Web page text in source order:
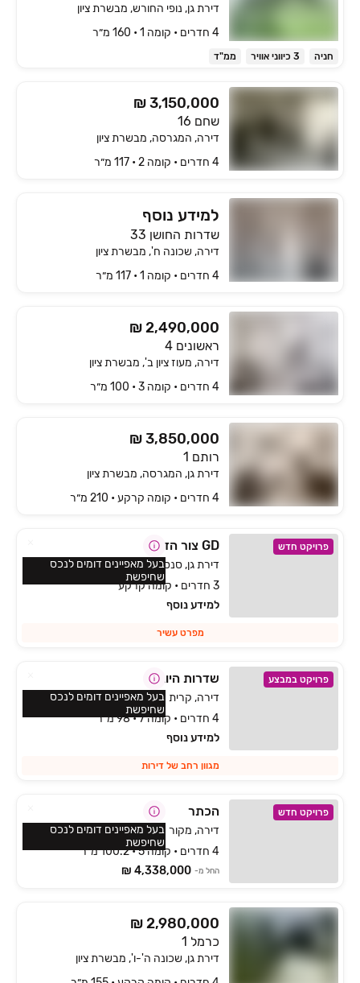
דירת גן, נופי החורש, מבשרת ציון
4 חדרים • קומה ‎1‏ • 160 מ״ר
חניה 3 כיווני אוויר ממ"ד
₪ 3,150,000
שחם 16
דירה, המגרסה, מבשרת ציון
4 חדרים • קומה ‎2‏ • 117 מ״ר
למידע נוסף
שדרות החושן 33
דירה, שכונה ח', מבשרת ציון
4 חדרים • קומה ‎1‏ • 117 מ״ר
₪ 2,490,000
ראשונים 4
דירה, מעוז ציון ב', מבשרת ציון
4 חדרים • קומה ‎3‏ • 100 מ״ר
₪ 3,850,000
רותם 1
דירת גן, המגרסה, מבשרת ציון
4 חדרים • קומה ‎קרקע‏ • 210 מ״ר
פרויקט חדש GD צור הדסה
דירת גן, סנסן, צור הדסה
3 חדרים • קומה קרקע
למידע נוסף
מפרט עשיר
בעל מאפיינים דומים לנכס
שחיפשת
פרויקט במבצע שדרות היובל
דירה, קרית היובל, ירושלים
4 חדרים • קומה 7 • 98 מ״ר
למידע נוסף
מגוון רחב של דירות
בעל מאפיינים דומים לנכס
שחיפשת
פרויקט חדש הכתר
דירה, מקור חיים, ירושלים
4 חדרים • קומה 5 • 100.2 מ״ר
החל מ- 4,338,000 ₪
בעל מאפיינים דומים לנכס
שחיפשת
₪ 2,980,000
כרמל 1
דירת גן, שכונה ה'-ו', מבשרת ציון